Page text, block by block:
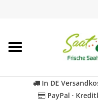
Startseite
In DE
PayPal ·